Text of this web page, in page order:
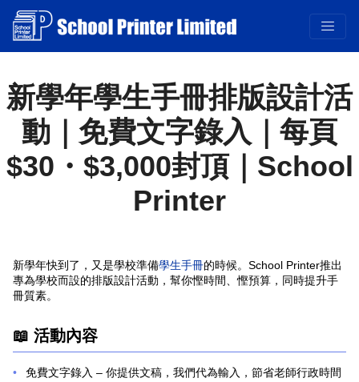
Printer
新學年快到了，又是學校準備學生手冊
冊質素。
📖 活動內容
免費文字錄入 – 你提供文稿，我們代為輸入，節省老師行政時間